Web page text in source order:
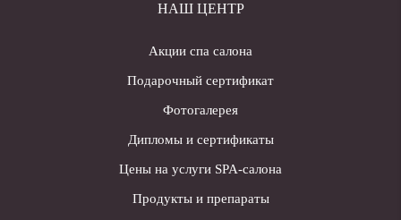
НАШ ЦЕНТР
Акции спа салона
Подарочный сертификат
Фотогалерея
Дипломы и сертификаты
Цены на услуги SPA-салона
Продукты и препараты